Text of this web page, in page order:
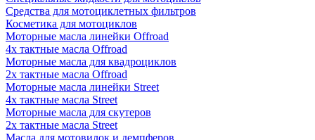
Средства для мотоциклетных фильтров
Косметика для мотоциклов
Моторные масла линейки Offroad
4х тактные масла Offroad
Моторные масла для квадроциклов
2х тактные масла Offroad
Моторные масла линейки Street
4х тактные масла Street
Моторные масла для скутеров
2х тактные масла Street
Масла для мотовилок и демпферов